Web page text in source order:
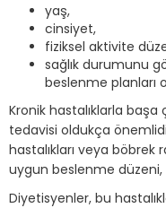
yaş,
cinsiyet,
fiziksel aktivite
sağlık durumunu
beslenme planları
Kronik hastalıklarla başa
tedavisi oldukça
hastalıkları veya böbrek
uygun beslenme düzeni,
Diyetisyenler, bu